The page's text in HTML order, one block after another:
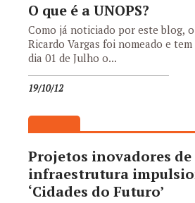
O que é a UNOPS?
Como já noticiado por este blog,
Ricardo Vargas foi nomeado e
dia 01 de Julho o...
19/10/12
Projetos inovadores de
infraestrutura
‘Cidades do Futuro’